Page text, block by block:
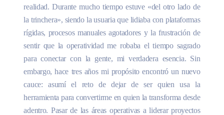
realidad. Durante mucho tiempo estuve «del otro lado de
la trinchera», siendo la usuaria que lidiaba con plataformas
rígidas, procesos manuales agotadores y la frustración de
sentir que la operatividad me robaba el tiempo sagrado
para conectar con la gente, mi verdadera esencia. Sin
embargo, hace tres años mi propósito encontró un nuevo
cauce: asumí el reto de dejar de ser quien usa la
herramienta para convertirme en quien la transforma desde
adentro. Pasar de las áreas operativas a liderar proyectos